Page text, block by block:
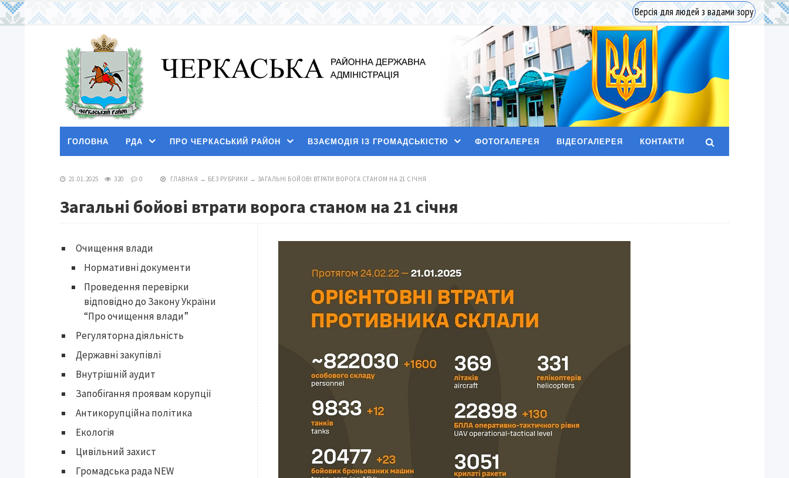
Версія для людей з вадами зору
ГОЛОВНА РДА ПРО ЧЕРКАСЬКИЙ РАЙОН ВЗАЄМОДІЯ ІЗ ГРОМАДСЬКІСТЮ ФОТОГАЛЕРЕЯ ВІДЕОГАЛЕРЕЯ КОНТАКТИ
21.01.2025 320 0 ГЛАВНАЯ → БЕЗ РУБРИКИ → ЗАГАЛЬНІ БОЙОВІ ВТРАТИ ВОРОГА СТАНОМ НА 21 СІЧНЯ
Загальні бойові втрати ворога станом на 21 січня
Очищення влади
Нормативні документи
Проведення перевірки
відповідно до Закону України
“Про очищення влади”
Регуляторна діяльність
Державні закупівлі
Внутрішній аудит
Запобігання проявам корупції
Антикорупційна політика
Екологія
Цивільний захист
Громадська рада NEW